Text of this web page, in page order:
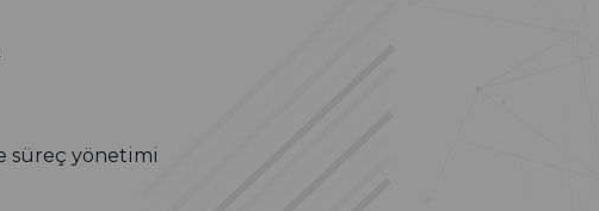
süreç yönetimi